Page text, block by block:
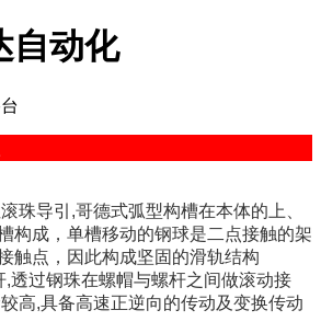
自动化
珠导引,哥德式弧型构槽在本体的上、
构成，单槽移动的钢球是二点接触的架
触点，因此构成坚固的滑轨结构
透过钢珠在螺帽与螺杆之间做滚动接
高,具备高速正逆向的传动及变换传动